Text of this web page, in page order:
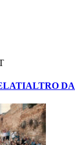
ALTRO